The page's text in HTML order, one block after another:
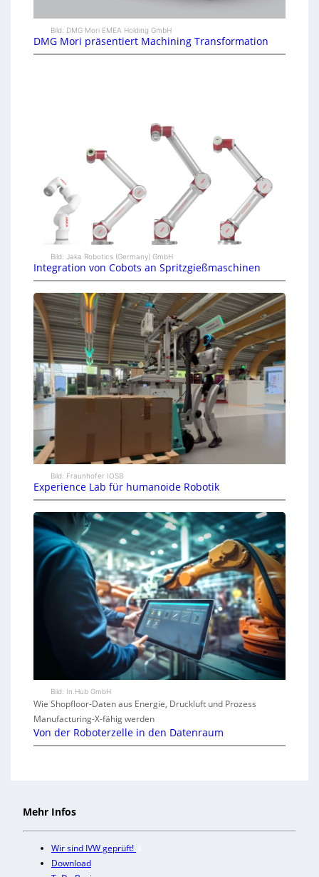
Bild: DMG Mori EMEA Holding GmbH
DMG Mori präsentiert Machining Transformation
Bild: Jaka Robotics (Germany) GmbH
Integration von Cobots an Spritzgießmaschinen
Bild: Fraunhofer IOSB
Experience Lab für humanoide Robotik
Bild: In.Hub GmbH
Wie Shopfloor-Daten aus Energie, Druckluft und Prozess
Manufacturing-X-fähig werden
Von der Roboterzelle in den Datenraum
Mehr Infos
Wir sind IVW geprüft!
Download